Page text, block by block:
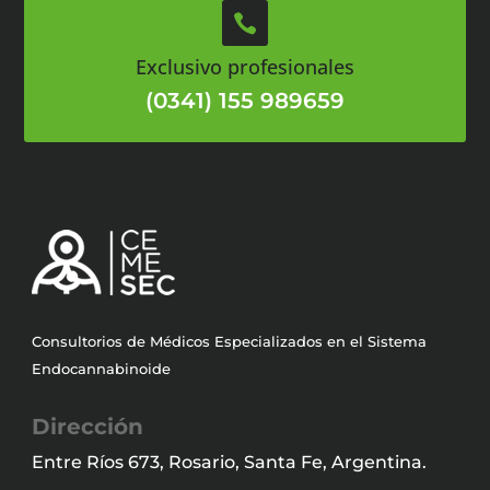

Exclusivo profesionales
(0341) 155 989659
Consultorios de Médicos Especializados en el Sistema
Endocannabinoide
Dirección
Entre Ríos 673, Rosario, Santa Fe, Argentina.